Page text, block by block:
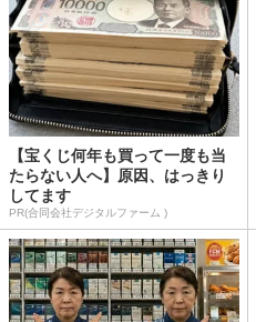
【宝くじ何年も買って一度も当
たらない人へ】原因、はっきり
してます
PR(合同会社デジタルファーム )